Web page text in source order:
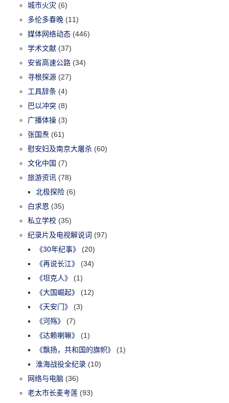
城市火灾 (6)
多伦多春晚 (11)
媒体网络动态 (446)
学术文献 (37)
安省高速公路 (34)
寻根探源 (27)
工具辞条 (4)
巴以冲突 (8)
广播体操 (3)
张国焘 (61)
慰安妇及南京大屠杀 (60)
文化中国 (7)
旅游资讯 (78)
北极探险 (6)
白求恩 (35)
私立学校 (35)
纪录片及电视解说词 (97)
《30年纪事》
(20)
《再说长江》
(34)
《坦克人》
(1)
《大国崛起》
(12)
《天安门》
(3)
《河殇》
(7)
《达赖喇嘛》
(1)
《飘扬，共和国的旗帜》
(1)
淮海战役全纪录 (10)
网络与电脑 (36)
老太市长麦考莲 (93)